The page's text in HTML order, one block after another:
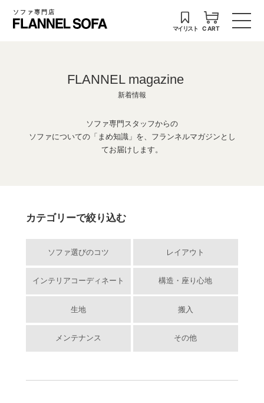
ソファ専門店
マイリスト CART
FLANNEL magazine
新着情報
ソファ専門スタッフからの
ソファについての「まめ知識」を、フランネルマガジンとし
てお届けします。
カテゴリーで絞り込む
ソファ選びのコツ レイアウト
インテリアコーディネート 構造・座り心地
生地 搬入
メンテナンス その他